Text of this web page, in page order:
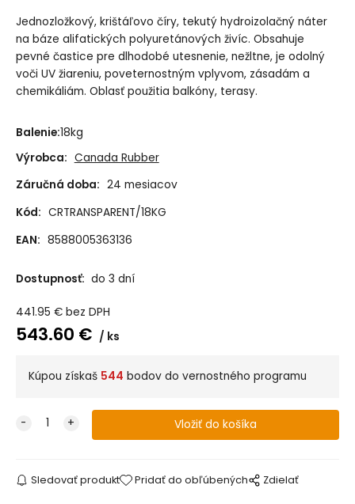
Jednozložkový, krištáľovo číry, tekutý hydroizolačný náter
na báze alifatických polyuretánových živíc. Obsahuje
pevné častice pre dlhodobé utesnenie, nežltne, je odolný
voči UV žiareniu, poveternostným vplyvom, zásadám a
chemikáliám. Oblasť použitia balkóny, terasy.
Balenie:18kg
Výrobca: Canada Rubber
Záručná doba: 24 mesiacov
Kód: CRTRANSPARENT/18KG
EAN: 8588005363136
Dostupnosť: do 3 dní
441.95 € bez DPH
543.60 € ks
Kúpou získaš 544 bodov do vernostného programu
Sledovať produkt Pridať do obľúbených Zdielať